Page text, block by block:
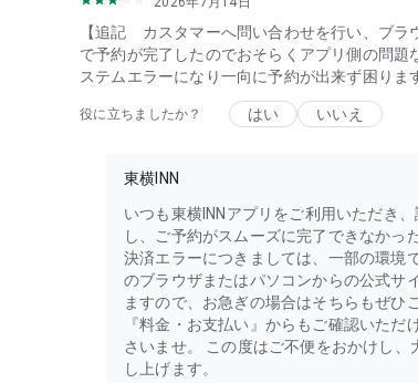
【追記 カスタマーへ問い合わせを行い、ブラ
で予約が完了したのでおそらくアプリ側の問
ステムエラーになり一向に予約が出来ず困りま
役に立ちましたか？ はい いいえ
東横INN
いつも東横INNアプリをご利用いただき
し、ご予約がスムーズに完了できなかっ
決済エラーにつきましては、一部の環境
のブラウザまたはパソコンからの公式サ
ますので、お急ぎの場合はそちらもぜひ
『料金・お支払い』からもご確認いた
さいませ。 この度はご不便をおかけし
し上げます。